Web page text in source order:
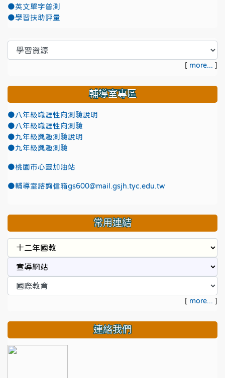
●英文單字普測
●學習扶助評量
[ more... ]
輔導室專區
●八年級職涯性向測驗說明
●八年級職涯性向測驗
●九年級興趣測驗說明
●九年級興趣測驗
●桃園市心靈加油站
●輔導室諮詢信箱gs600@mail.gsjh.tyc.edu.tw
常用連結
[ more... ]
連絡我們